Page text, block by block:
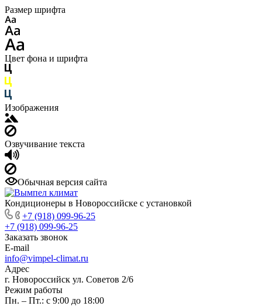
Размер шрифта
Цвет фона и шрифта
Изображения
Озвучивание текста
Обычная версия сайта
Кондиционеры в Новороссийске с установкой
+7 (918) 099-96-25
+7 (918) 099-96-25
Заказать звонок
E-mail
info@vimpel-climat.ru
Адрес
г. Новороссийск ул. Советов 2/6
Режим работы
Пн. – Пт.: с 9:00 до 18:00